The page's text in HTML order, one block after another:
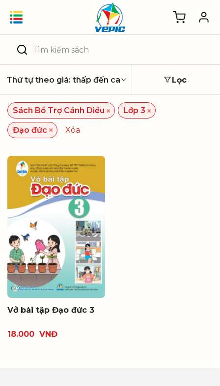
Tìm
kiếm:
Lọc
Sách Bổ Trợ Cánh Diều × Lớp 3 ×
Đạo đức × Xóa
Vở bài tập Đạo đức 3
18.000 VNĐ